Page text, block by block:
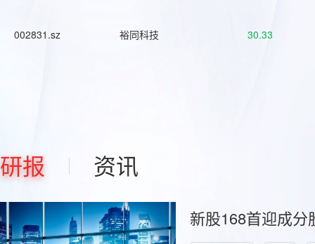
002831.sz 裕同科技 30.33
研报 资讯
新股168首迎成